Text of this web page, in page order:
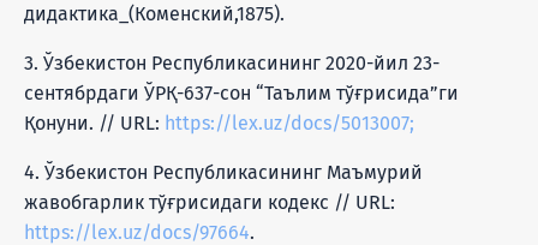
дидактика_(Коменский,1875).
3. Ўзбекистон Республикасининг 2020-йил 23-
сентябрдаги ЎРҚ-637-сон “Таълим тўғрисида”ги
Қонуни. // URL: https://lex.uz/docs/5013007;
4. Ўзбекистон Республикасининг Маъмурий
жавобгарлик тўғрисидаги кодекс // URL:
https://lex.uz/docs/97664.